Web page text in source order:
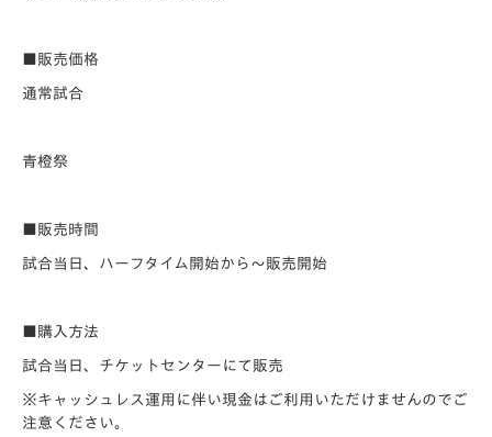
■販売価格
通常試合
青橙祭
■販売時間
試合当日、ハーフタイム開始から～販売開始
■購入方法
試合当日、チケットセンターにて販売
※キャッシュレス運用に伴い現金はご利用いただけませんのでご
注意ください。